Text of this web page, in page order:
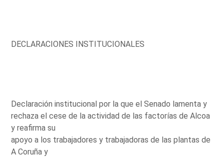
DECLARACIONES INSTITUCIONALES
Declaración institucional por la que el Senado lamenta y
rechaza el cese de la actividad de las factorías de Alcoa
y reafirma su
apoyo a los trabajadores y trabajadoras de las plantas de
A Coruña y